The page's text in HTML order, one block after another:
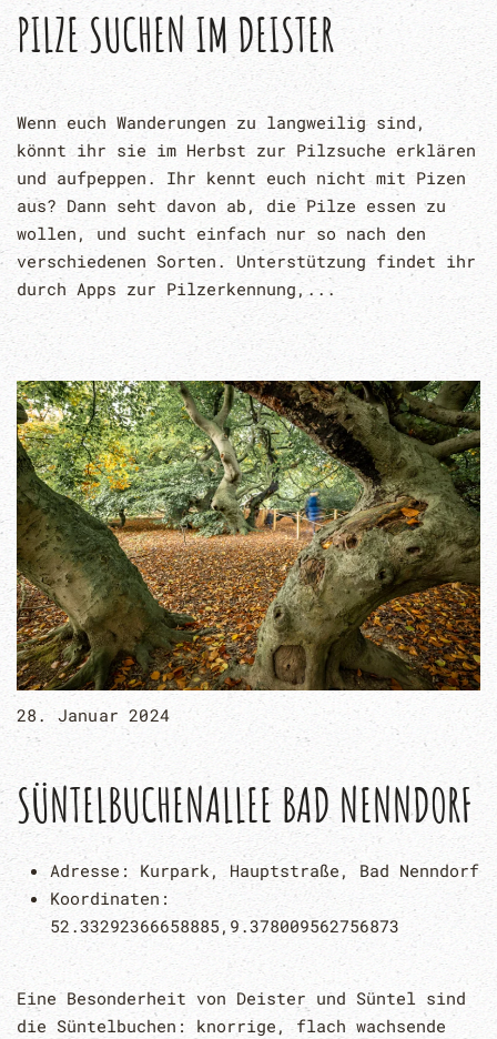
PILZE SUCHEN IM DEISTER
Wenn euch Wanderungen zu langweilig sind,
könnt ihr sie im Herbst zur Pilzsuche erklären
und aufpeppen. Ihr kennt euch nicht mit Pizen
aus? Dann seht davon ab, die Pilze essen zu
wollen, und sucht einfach nur so nach den
verschiedenen Sorten. Unterstützung findet ihr
durch Apps zur Pilzerkennung,...
28. Januar 2024
SÜNTELBUCHENALLEE BAD NENNDORF
Adresse: Kurpark, Hauptstraße, Bad Nenndorf
Koordinaten:
52.33292366658885,9.378009562756873
Eine Besonderheit von Deister und Süntel sind
die Süntelbuchen: knorrige, flach wachsende